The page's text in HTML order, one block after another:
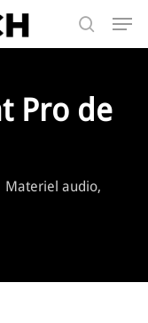
Pro de
Materiel audio,